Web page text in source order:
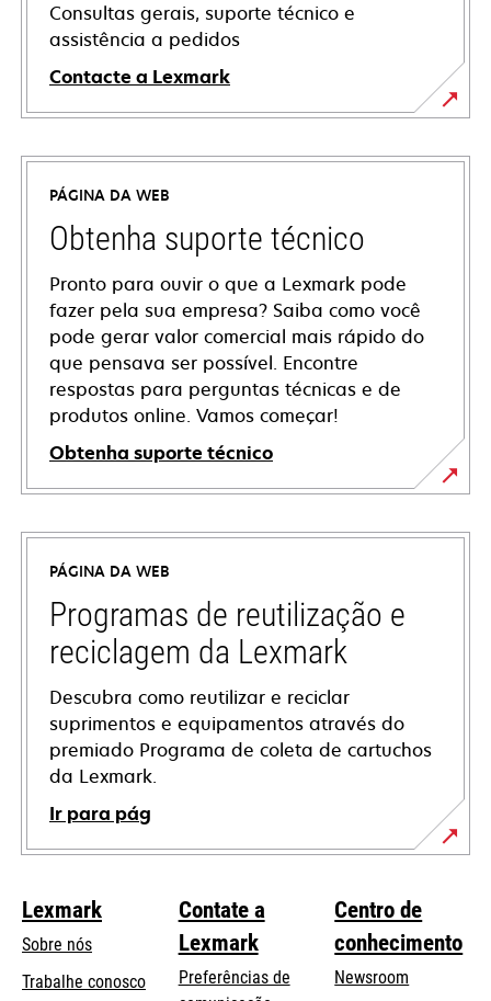
Consultas gerais, suporte técnico e
assistência a pedidos
Contacte a Lexmark
PÁGINA DA WEB
Obtenha suporte técnico
Pronto para ouvir o que a Lexmark pode
fazer pela sua empresa? Saiba como você
pode gerar valor comercial mais rápido do
que pensava ser possível. Encontre
respostas para perguntas técnicas e de
produtos online. Vamos começar!
Obtenha suporte técnico
abre
em
nova
guia
PÁGINA DA WEB
Programas de reutilização e
reciclagem da Lexmark
Descubra como reutilizar e reciclar
suprimentos e equipamentos através do
premiado Programa de coleta de cartuchos
da Lexmark.
Ir para pág
Lexmark
Sobre nós
Trabalhe conosco
Contate a
Lexmark
Preferências de
Centro de
conhecimento
Newsroom